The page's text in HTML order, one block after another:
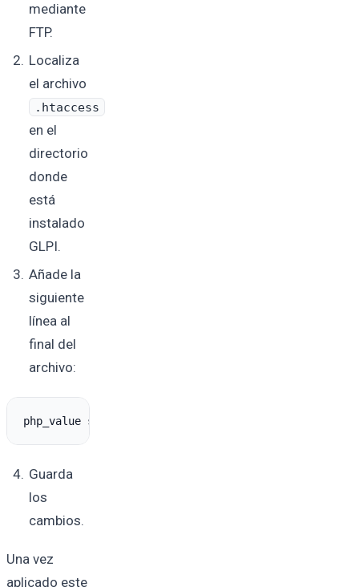
mediante
FTP.
Localiza
el archivo
.htaccess
en el
directorio
donde
está
instalado
GLPI.
Añade la
siguiente
línea al
final del
archivo:
php_value session.cookie_secure
Guarda
los
cambios.
Una vez
aplicado este